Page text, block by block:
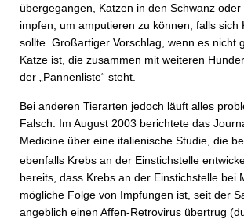
übergegangen, Katzen in den Schwanz oder
impfen, um amputieren zu können, falls sich
sollte. Großartiger Vorschlag, wenn es nicht
Katze ist, die zusammen mit weiteren
der „Pannenliste“ steht.
Bei anderen Tierarten jedoch läuft alles
Falsch. Im August 2003 berichtete das
Medicine über eine italienische Studie, die
ebenfalls Krebs an der Einstichstelle
bereits, dass Krebs an der Einstichstelle bei
mögliche Folge von Impfungen ist, seit der
angeblich einen Affen-Retrovirus übertrug